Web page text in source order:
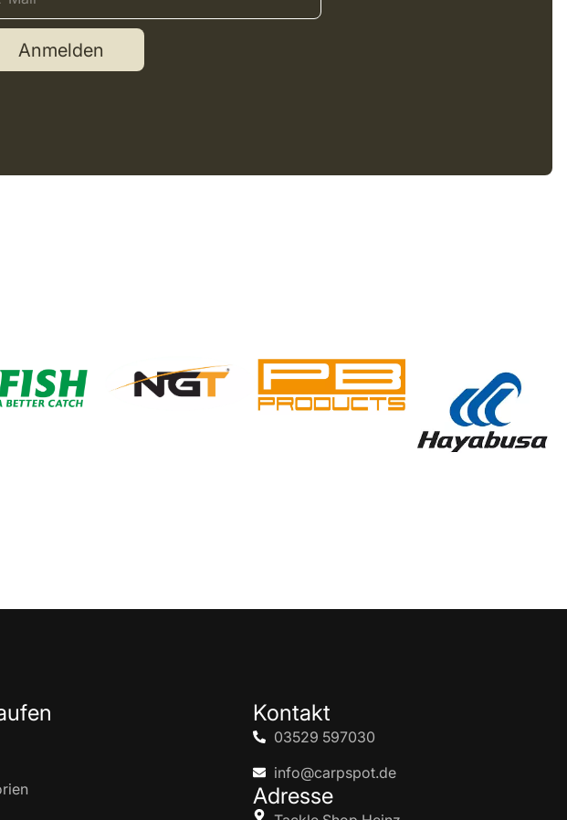
Anmelden
Kontakt
03529 597030
info@carpspot.de
Adresse